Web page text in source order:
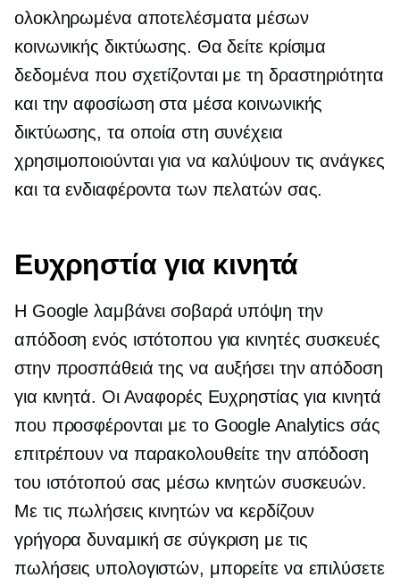
ολοκληρωμένα αποτελέσματα μέσων
κοινωνικής δικτύωσης. Θα δείτε κρίσιμα
δεδομένα που σχετίζονται με τη δραστηριότητα
και την αφοσίωση στα μέσα κοινωνικής
δικτύωσης, τα οποία στη συνέχεια
χρησιμοποιούνται για να καλύψουν τις ανάγκες
και τα ενδιαφέροντα των πελατών σας.
Ευχρηστία για κινητά
Η Google λαμβάνει σοβαρά υπόψη την
απόδοση ενός ιστότοπου για κινητές συσκευές
στην προσπάθειά της να αυξήσει την απόδοση
για κινητά. Οι Αναφορές Ευχρηστίας για κινητά
που προσφέρονται με το Google Analytics σάς
επιτρέπουν να παρακολουθείτε την απόδοση
του ιστότοπού σας μέσω κινητών συσκευών.
Με τις πωλήσεις κινητών να κερδίζουν
γρήγορα δυναμική σε σύγκριση με τις
πωλήσεις υπολογιστών, μπορείτε να επιλύσετε